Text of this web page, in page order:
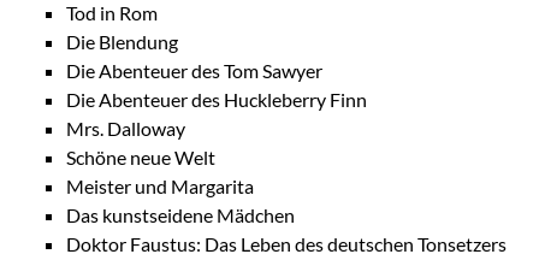
Tod in Rom
Die Blendung
Die Abenteuer des Tom Sawyer
Die Abenteuer des Huckleberry Finn
Mrs. Dalloway
Schöne neue Welt
Meister und Margarita
Das kunstseidene Mädchen
Doktor Faustus: Das Leben des deutschen Tonsetzers